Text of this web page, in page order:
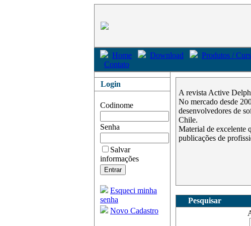
Home Download Produtos /
Contato
Login
Codinome
Senha
Salvar
informações
Esqueci minha
senha
Novo Cadastro
A revista Active
No mercado desde
desenvolvedores de
Chile.
Material de excelente
publicações de
Pesquisar